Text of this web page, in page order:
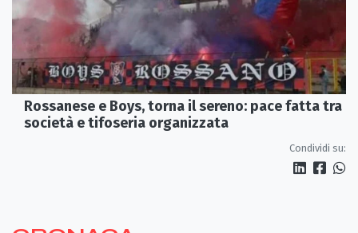
Rossanese e Boys, torna il sereno: pace fatta tra
società e tifoseria organizzata
Condividi su: